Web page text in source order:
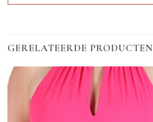
GERELATEERDE PRODUCTEN